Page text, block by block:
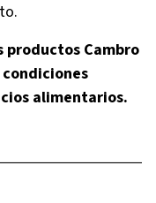
productos Cambro
alimentarios.